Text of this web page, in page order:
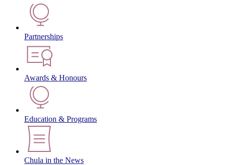
Partnerships
Awards & Honours
Education & Programs
Chula in the News